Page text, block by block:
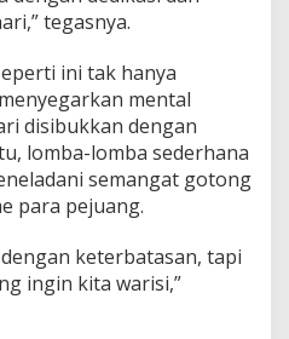
tegasnya.
ini tak hanya
mental
disibukkan dengan
lomba-lomba sederhana
semangat gotong
para pejuang.
keterbatasan, tapi
ingin kita warisi,”